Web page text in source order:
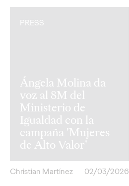
PRESS
Ángela Molina da
voz al 8M del
Ministerio de
Igualdad con la
campaña 'Mujeres
de Alto Valor'
Christian Martínez
02/03/2026